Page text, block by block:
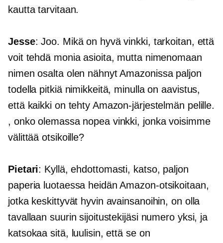
kautta tarvitaan.
Jesse: Joo. Mikä on hyvä vinkki, tarkoitan, että
voit tehdä monia asioita, mutta nimenomaan
nimen osalta olen nähnyt Amazonissa paljon
todella pitkiä nimikkeitä, minulla on aavistus,
että kaikki on tehty Amazon-järjestelmän pelille.
, onko olemassa nopea vinkki, jonka voisimme
välittää otsikoille?
Pietari: Kyllä, ehdottomasti, katso, paljon
paperia luotaessa heidän Amazon-otsikoitaan,
jotka keskittyvät hyvin avainsanoihin, on olla
tavallaan suurin sijoitustekijäsi numero yksi, ja
katsokaa sitä, luulisin, että se on